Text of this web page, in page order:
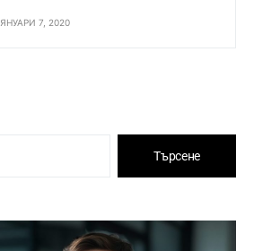
ЯНУАРИ 7, 2020
Търсене